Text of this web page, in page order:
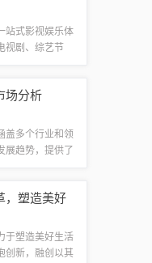
站式影视娱乐体
视剧、综艺节
娱乐的新天...
场分析
盖多个行业和领
展趋势，提供了
合适的就业...
，塑造美好
于塑造美好生活
创新，融创以其